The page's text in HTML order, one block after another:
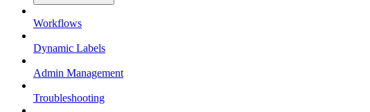
Workflows
Dynamic Labels
Admin Management
Troubleshooting